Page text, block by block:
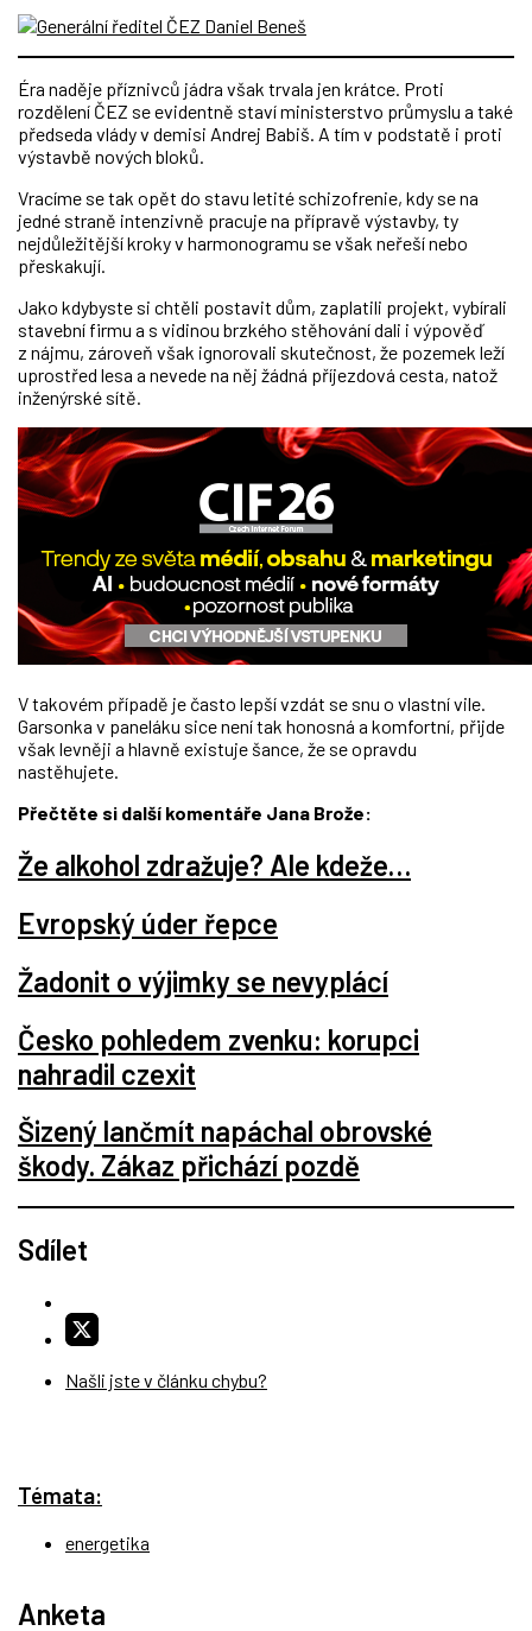
Éra naděje příznivců jádra však trvala jen krátce. Proti
rozdělení ČEZ se evidentně staví ministerstvo průmyslu a také
předseda vlády v demisi Andrej Babiš. A tím v podstatě i proti
výstavbě nových bloků.
Vracíme se tak opět do stavu letité schizofrenie, kdy se na
jedné straně intenzivně pracuje na přípravě výstavby, ty
nejdůležitější kroky v harmonogramu se však neřeší nebo
přeskakují.
Jako kdybyste si chtěli postavit dům, zaplatili projekt, vybírali
stavební firmu a s vidinou brzkého stěhování dali i výpověď
z nájmu, zároveň však ignorovali skutečnost, že pozemek leží
uprostřed lesa a nevede na něj žádná příjezdová cesta, natož
inženýrské sítě.
V takovém případě je často lepší vzdát se snu o vlastní vile.
Garsonka v paneláku sice není tak honosná a komfortní, přijde
však levněji a hlavně existuje šance, že se opravdu
nastěhujete.
Přečtěte si další komentáře Jana Brože:
Že alkohol zdražuje? Ale kdeže…
Evropský úder řepce
Žadonit o výjimky se nevyplácí
Česko pohledem zvenku: korupci
nahradil czexit
Šizený lančmít napáchal obrovské
škody. Zákaz přichází pozdě
Sdílet
Našli jste v článku chybu?
Témata:
energetika
Anketa